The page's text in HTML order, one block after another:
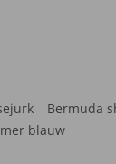
Bermuda
blauw